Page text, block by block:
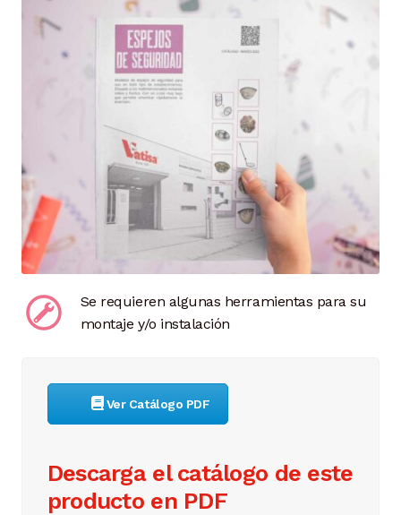
Se requieren algunas herramientas para su
montaje y/o instalación
Ver Catálogo PDF
Descarga el catálogo de este
producto en PDF